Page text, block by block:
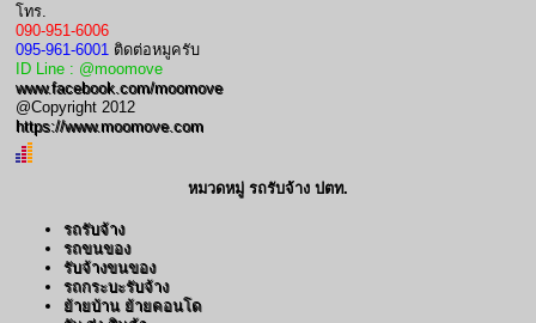
โทร.
090-951-6006
095-961-6001 ติดต่อหมูครับ
ID Line : @moomove
www.facebook.com/moomove
@Copyright 2012
https://www.moomove.com
หมวดหมู่ รถรับจ้าง ปตท.
รถรับจ้าง
รถขนของ
รับจ้างขนของ
รถกระบะรับจ้าง
ย้ายบ้าน ย้ายคอนโด